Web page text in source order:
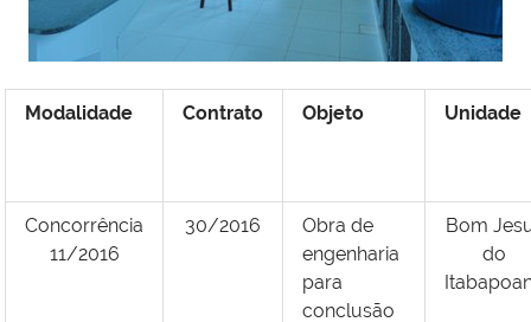
Modalidade Contrato Objeto Unidade
Concorrência
11/2016
30/2016
Obra de
engenharia
para
conclusão
Bom
do